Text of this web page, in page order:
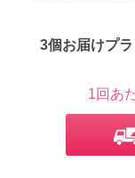
3個お届けプ
1回あ